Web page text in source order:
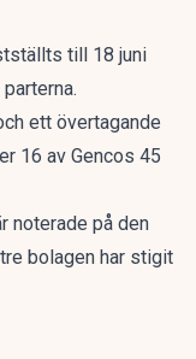
till 18 juni
ett övertagande
16 av Gencos 45
noterade på den
bolagen har stigit